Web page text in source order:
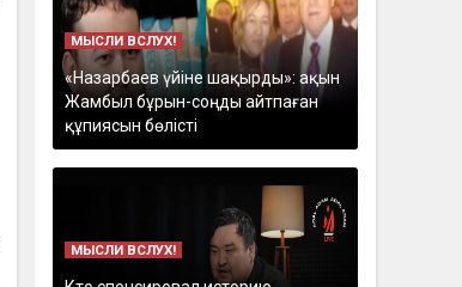
МЫСЛИ ВСЛУХ!
«Назарбаев үйіне шақырды»: ақын
Жамбыл бұрын-соңды айтпаған
құпиясын бөлісті
МЫСЛИ ВСЛУХ!